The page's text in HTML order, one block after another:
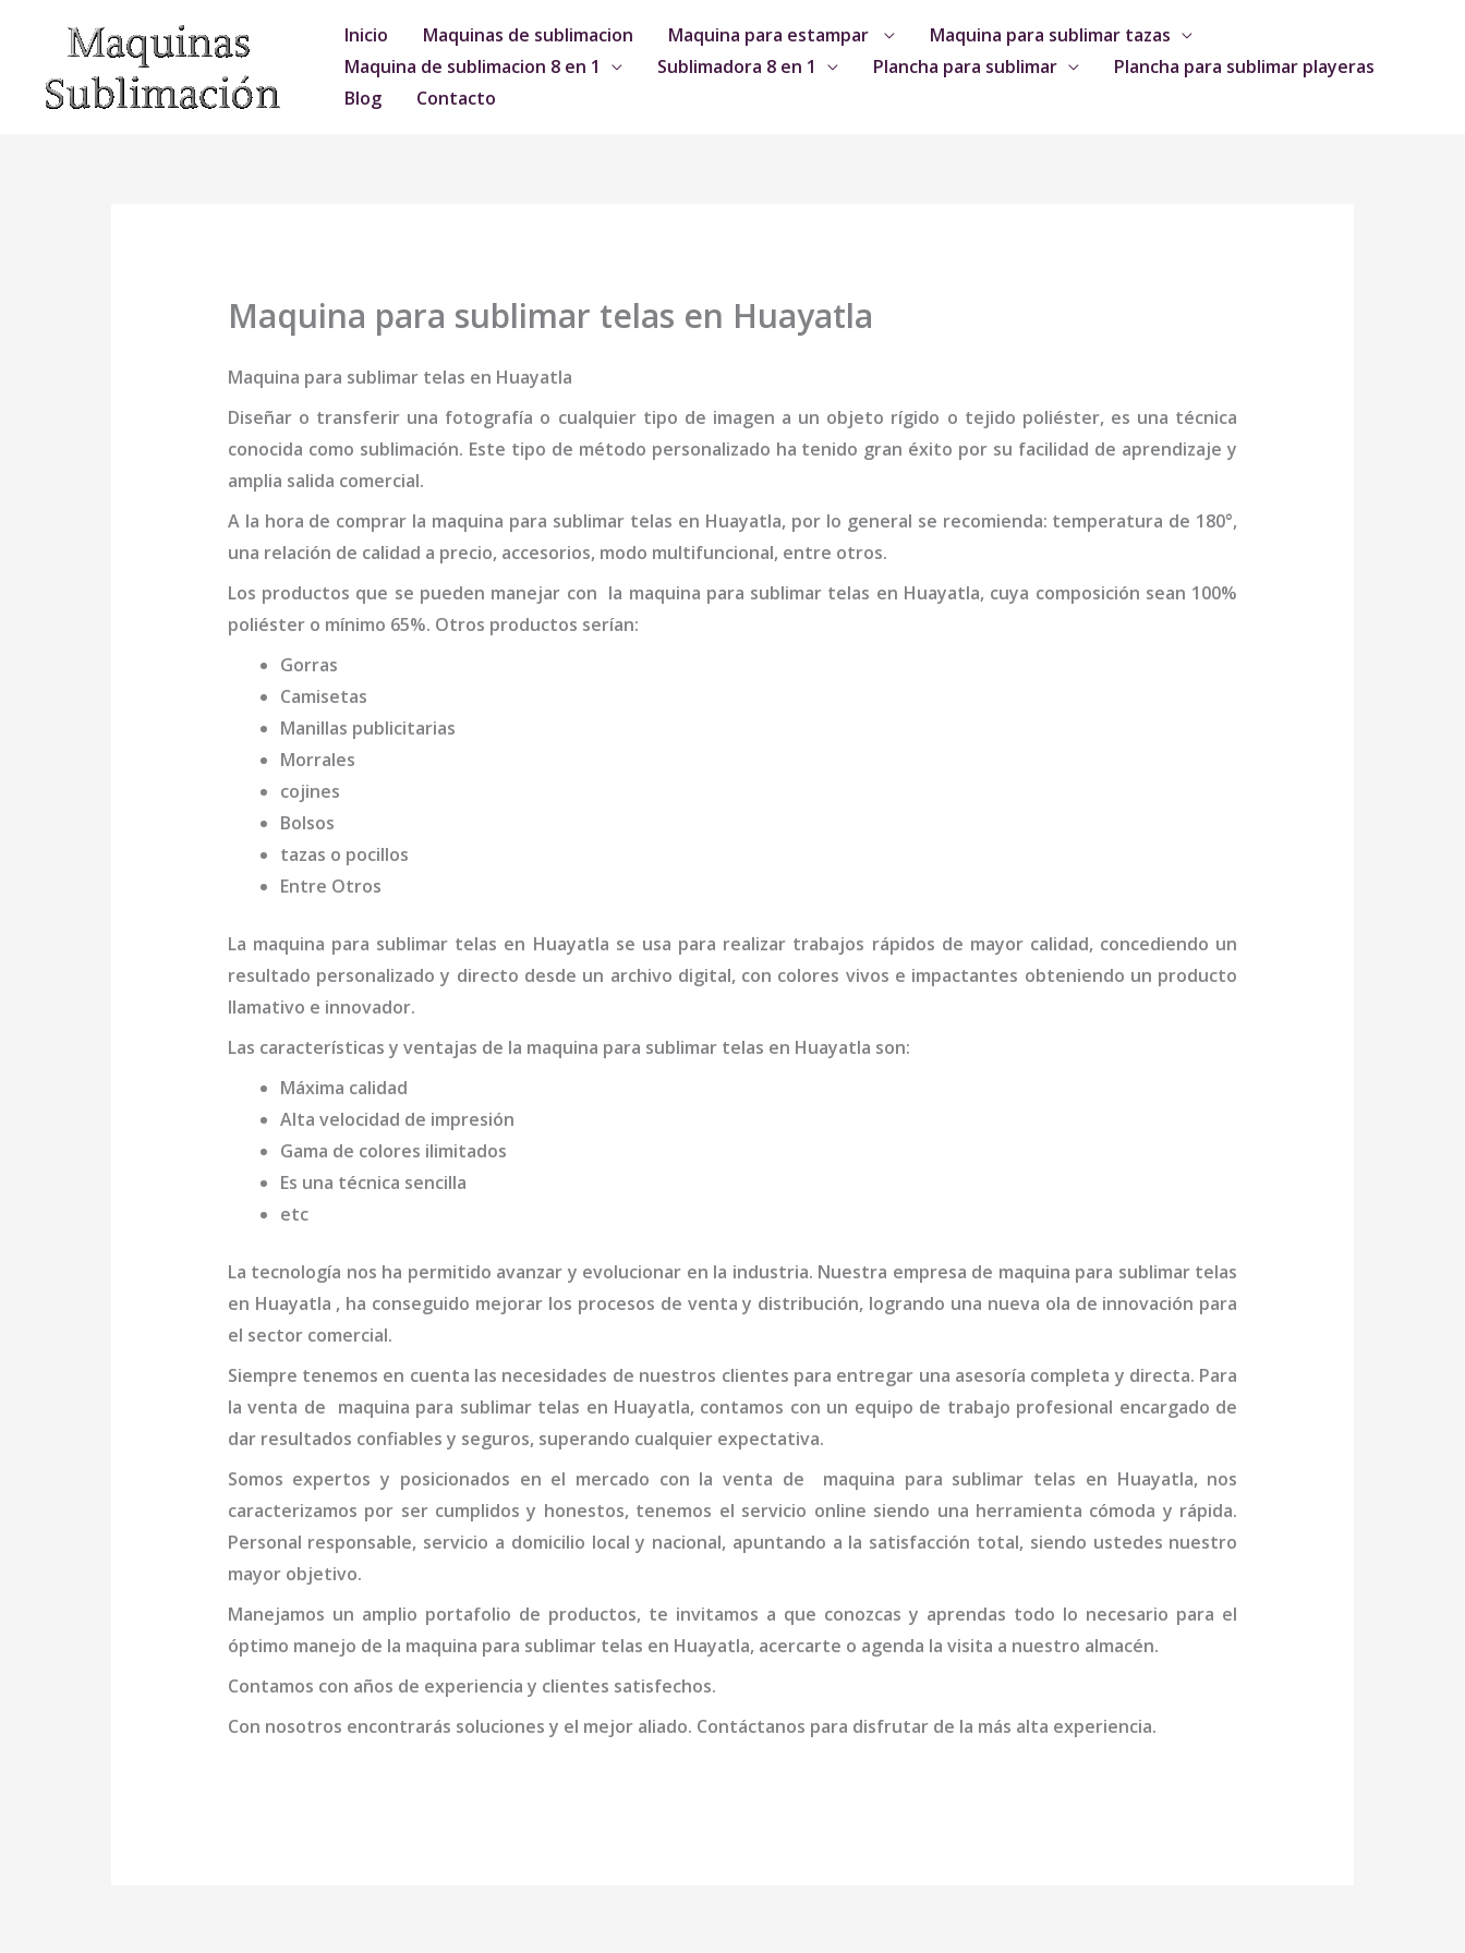
contenido
Inicio Maquinas de sublimacion Maquina para estampar
Maquina para sublimar tazas
Maquina de sublimacion 8 en 1
Sublimadora 8 en 1 Plancha para sublimar
Plancha para sublimar playeras
Blog
Contacto
Maquina para sublimar telas en Huayatla
Maquina para sublimar telas en Huayatla
Diseñar o transferir una fotografía o cualquier tipo de imagen a un objeto rígido o tejido poliéster, es una técnica
conocida como sublimación. Este tipo de método personalizado ha tenido gran éxito por su facilidad de aprendizaje y
amplia salida comercial.
A la hora de comprar la maquina para sublimar telas en Huayatla, por lo general se recomienda: temperatura de 180°,
una relación de calidad a precio, accesorios, modo multifuncional, entre otros.
Los productos que se pueden manejar con la maquina para sublimar telas en Huayatla, cuya composición sean 100%
poliéster o mínimo 65%. Otros productos serían:
Gorras
Camisetas
Manillas publicitarias
Morrales
cojines
Bolsos
tazas o pocillos
Entre Otros
La maquina para sublimar telas en Huayatla se usa para realizar trabajos rápidos de mayor calidad, concediendo un
resultado personalizado y directo desde un archivo digital, con colores vivos e impactantes obteniendo un producto
llamativo e innovador.
Las características y ventajas de la maquina para sublimar telas en Huayatla son:
Máxima calidad
Alta velocidad de impresión
Gama de colores ilimitados
Es una técnica sencilla
etc
La tecnología nos ha permitido avanzar y evolucionar en la industria. Nuestra empresa de maquina para sublimar telas
en Huayatla , ha conseguido mejorar los procesos de venta y distribución, logrando una nueva ola de innovación para
el sector comercial.
Siempre tenemos en cuenta las necesidades de nuestros clientes para entregar una asesoría completa y directa. Para
la venta de maquina para sublimar telas en Huayatla, contamos con un equipo de trabajo profesional encargado de
dar resultados confiables y seguros, superando cualquier expectativa.
Somos expertos y posicionados en el mercado con la venta de maquina para sublimar telas en Huayatla, nos
caracterizamos por ser cumplidos y honestos, tenemos el servicio online siendo una herramienta cómoda y rápida.
Personal responsable, servicio a domicilio local y nacional, apuntando a la satisfacción total, siendo ustedes nuestro
mayor objetivo.
Manejamos un amplio portafolio de productos, te invitamos a que conozcas y aprendas todo lo necesario para el
óptimo manejo de la maquina para sublimar telas en Huayatla, acercarte o agenda la visita a nuestro almacén.
Contamos con años de experiencia y clientes satisfechos.
Con nosotros encontrarás soluciones y el mejor aliado. Contáctanos para disfrutar de la más alta experiencia.